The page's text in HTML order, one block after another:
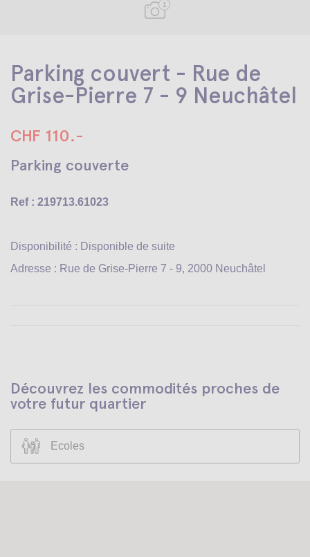
1
Parking couvert - Rue de
Grise-Pierre 7 - 9 Neuchâtel
CHF 110.-
Parking couverte
Ref : 219713.61023
Disponibilité : Disponible de suite
Adresse : Rue de Grise-Pierre 7 - 9, 2000 Neuchâtel
Découvrez les commodités proches de
votre futur quartier
Ecoles